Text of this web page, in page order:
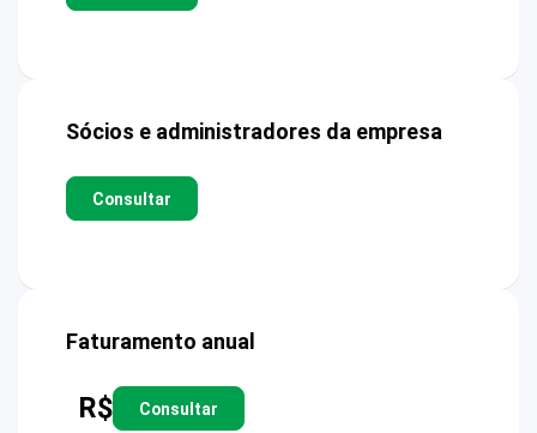
Sócios e administradores da empresa
Consultar
Faturamento anual
R$ Consultar